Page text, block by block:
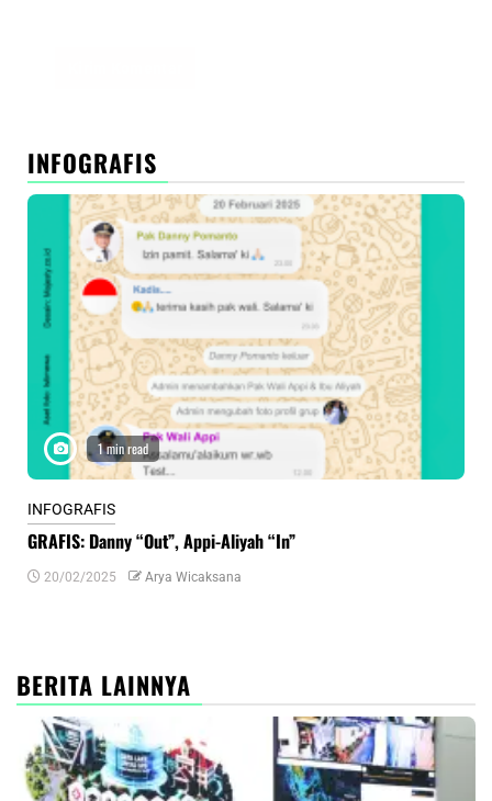
INFOGRAFIS
1 min read
INFOGRAFIS
GRAFIS: Danny “Out”, Appi-Aliyah “In”
20/02/2025 Arya Wicaksana
BERITA LAINNYA